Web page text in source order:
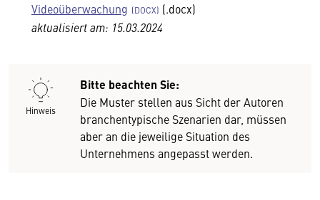
Videoüberwachung
(.docx)
aktualisiert am: 15.03.2024
Hinweis
Bitte beachten Sie:
Die Muster stellen aus Sicht der Autoren
branchentypische Szenarien dar, müssen
aber an die jeweilige Situation des
Unternehmens angepasst werden.